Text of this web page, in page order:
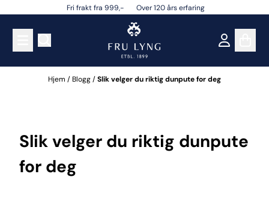
Hopp til innholdFri frakt fra 999,- Over 120 års erfaring
Hjem /Blogg/Slik velger du riktig dunpute for deg
Slik velger du riktig dunpute
for deg